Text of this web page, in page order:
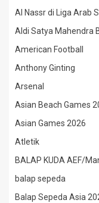
Al Nassr di Liga Arab
Aldi Satya Mahendra
American Football
Anthony Ginting
Arsenal
Asian Beach Games
Asian Games 2026
Atletik
BALAP KUDA AEF/
balap sepeda
Balap Sepeda Asia